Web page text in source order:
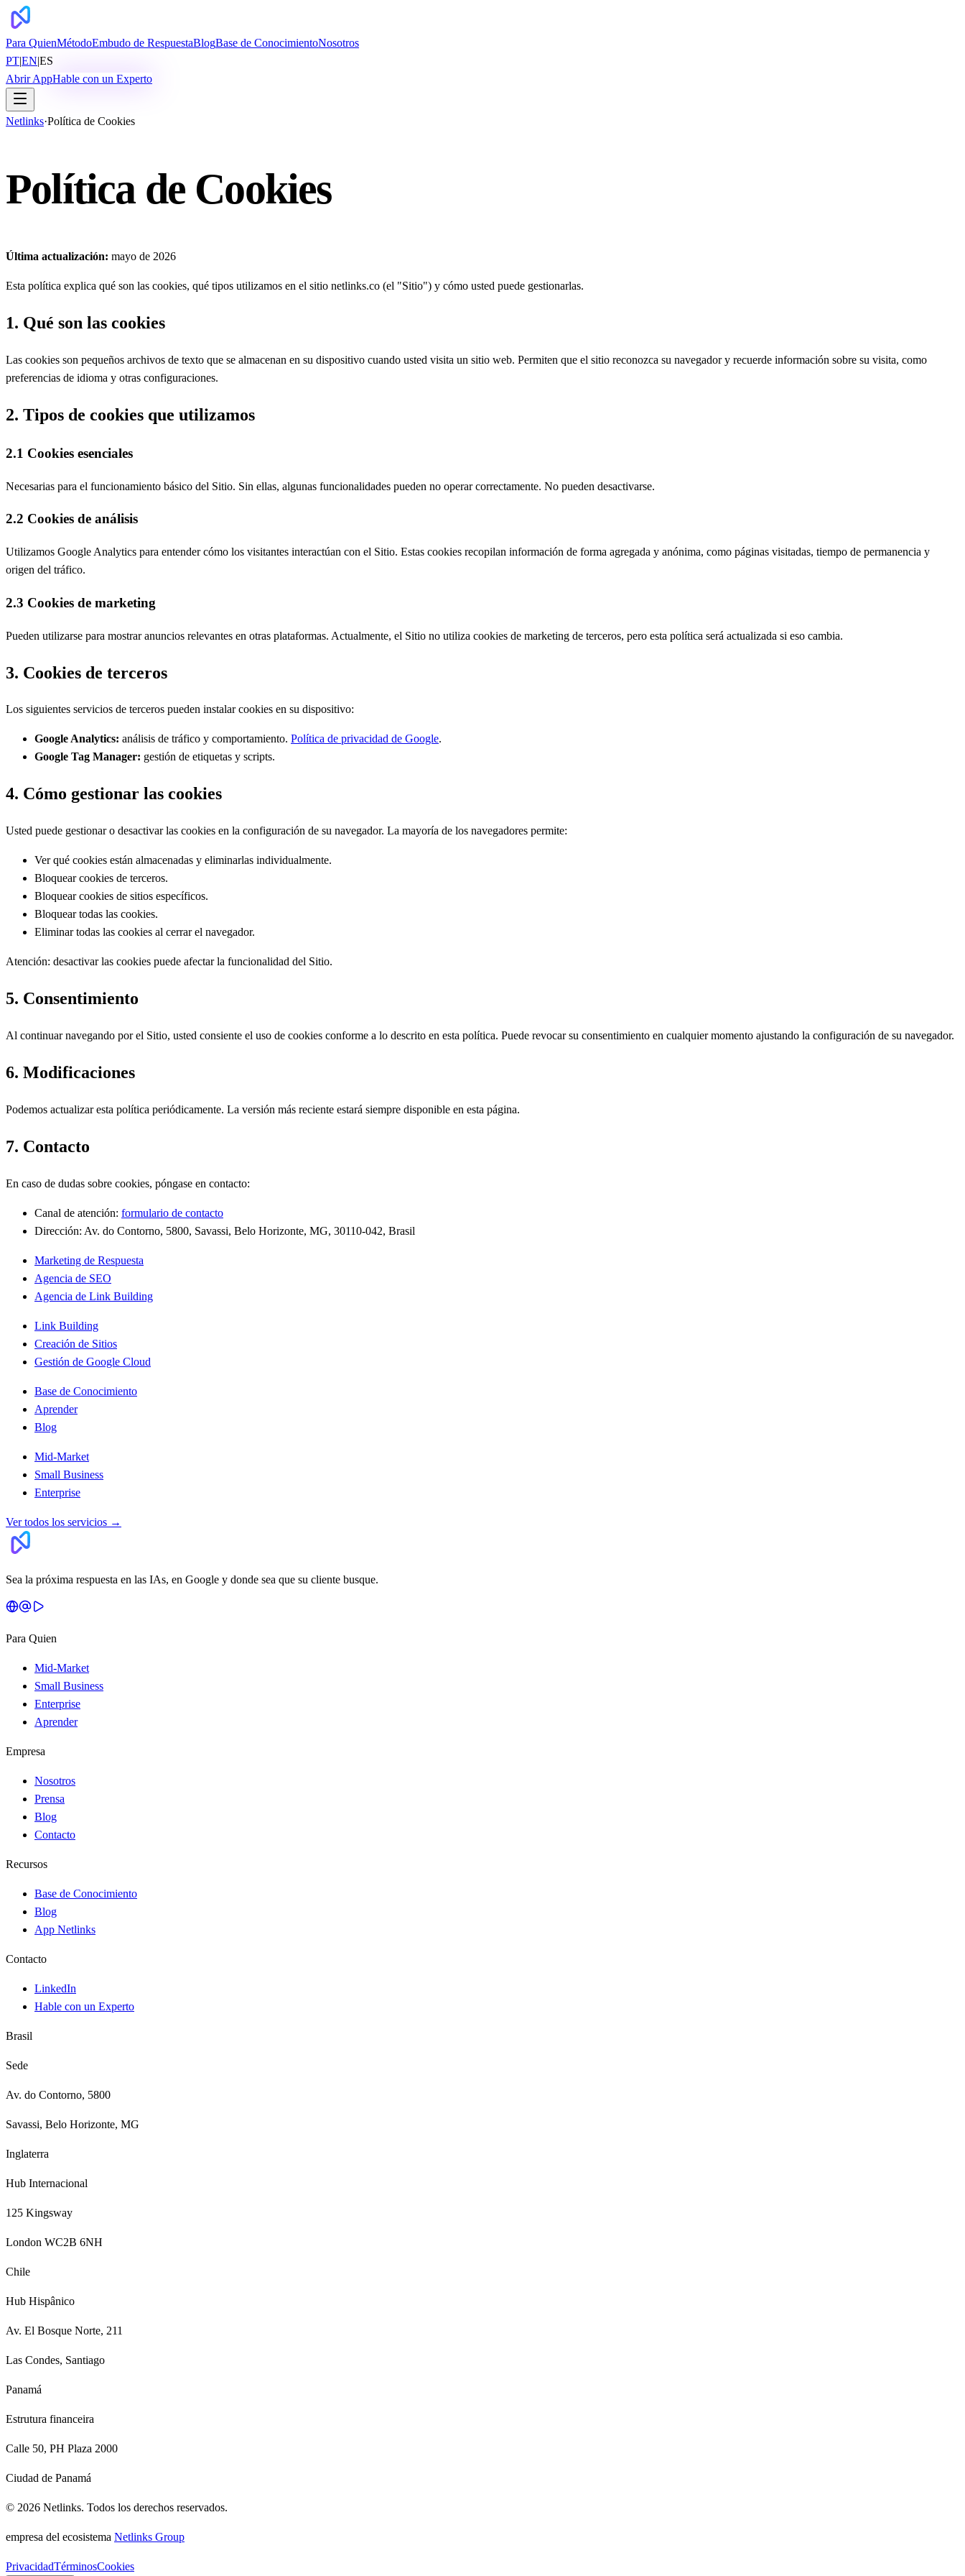
Para QuienMétodoEmbudo de RespuestaBlogBase de ConocimientoNosotros
PT|EN|ES
Abrir AppHable con un Experto
Netlinks·Política de Cookies
Política de Cookies
Última actualización: mayo de 2026
Esta política explica qué son las cookies, qué tipos utilizamos en el sitio netlinks.co (el "Sitio") y cómo usted puede gestionarlas.
1. Qué son las cookies
Las cookies son pequeños archivos de texto que se almacenan en su dispositivo cuando usted visita un sitio web. Permiten que el sitio reconozca su navegador y recuerde información sobre su visita, como
preferencias de idioma y otras configuraciones.
2. Tipos de cookies que utilizamos
2.1 Cookies esenciales
Necesarias para el funcionamiento básico del Sitio. Sin ellas, algunas funcionalidades pueden no operar correctamente. No pueden desactivarse.
2.2 Cookies de análisis
Utilizamos Google Analytics para entender cómo los visitantes interactúan con el Sitio. Estas cookies recopilan información de forma agregada y anónima, como páginas visitadas, tiempo de permanencia y
origen del tráfico.
2.3 Cookies de marketing
Pueden utilizarse para mostrar anuncios relevantes en otras plataformas. Actualmente, el Sitio no utiliza cookies de marketing de terceros, pero esta política será actualizada si eso cambia.
3. Cookies de terceros
Los siguientes servicios de terceros pueden instalar cookies en su dispositivo:
Google Analytics: análisis de tráfico y comportamiento. Política de privacidad de Google.
Google Tag Manager: gestión de etiquetas y scripts.
4. Cómo gestionar las cookies
Usted puede gestionar o desactivar las cookies en la configuración de su navegador. La mayoría de los navegadores permite:
Ver qué cookies están almacenadas y eliminarlas individualmente.
Bloquear cookies de terceros.
Bloquear cookies de sitios específicos.
Bloquear todas las cookies.
Eliminar todas las cookies al cerrar el navegador.
Atención: desactivar las cookies puede afectar la funcionalidad del Sitio.
5. Consentimiento
Al continuar navegando por el Sitio, usted consiente el uso de cookies conforme a lo descrito en esta política. Puede revocar su consentimiento en cualquier momento ajustando la configuración de su navegador.
6. Modificaciones
Podemos actualizar esta política periódicamente. La versión más reciente estará siempre disponible en esta página.
7. Contacto
En caso de dudas sobre cookies, póngase en contacto:
Canal de atención: formulario de contacto
Dirección: Av. do Contorno, 5800, Savassi, Belo Horizonte, MG, 30110-042, Brasil
Marketing de Respuesta
Agencia de SEO
Agencia de Link Building
Link Building
Creación de Sitios
Gestión de Google Cloud
Base de Conocimiento
Aprender
Blog
Mid-Market
Small Business
Enterprise
Ver todos los servicios →
Sea la próxima respuesta en las IAs, en Google y donde sea que su cliente busque.
Para Quien
Mid-Market
Small Business
Enterprise
Aprender
Empresa
Nosotros
Prensa
Blog
Contacto
Recursos
Base de Conocimiento
Blog
App Netlinks
Contacto
LinkedIn
Hable con un Experto
Brasil
Sede
Av. do Contorno, 5800
Savassi, Belo Horizonte, MG
Inglaterra
Hub Internacional
125 Kingsway
London WC2B 6NH
Chile
Hub Hispânico
Av. El Bosque Norte, 211
Las Condes, Santiago
Panamá
Estrutura financeira
Calle 50, PH Plaza 2000
Ciudad de Panamá
© 2026 Netlinks. Todos los derechos reservados.
empresa del ecosistema Netlinks Group
PrivacidadTérminosCookies